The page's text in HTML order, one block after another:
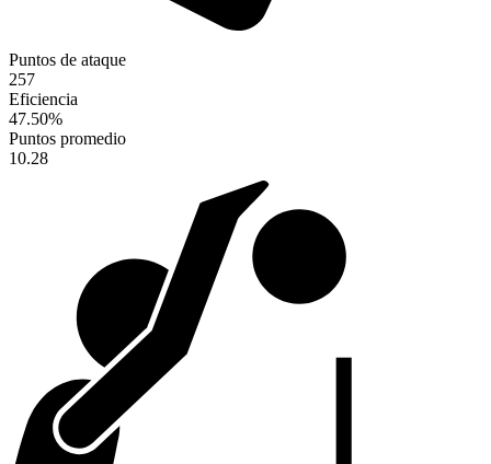
Puntos de ataque
257
Eficiencia
47.50%
Puntos promedio
10.28